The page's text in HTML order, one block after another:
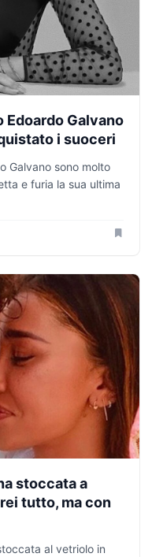
Edoardo Galvano
i suoceri
Galvano sono molto
e furia la sua ultima
stoccata a
tutto, ma con
al vetriolo in